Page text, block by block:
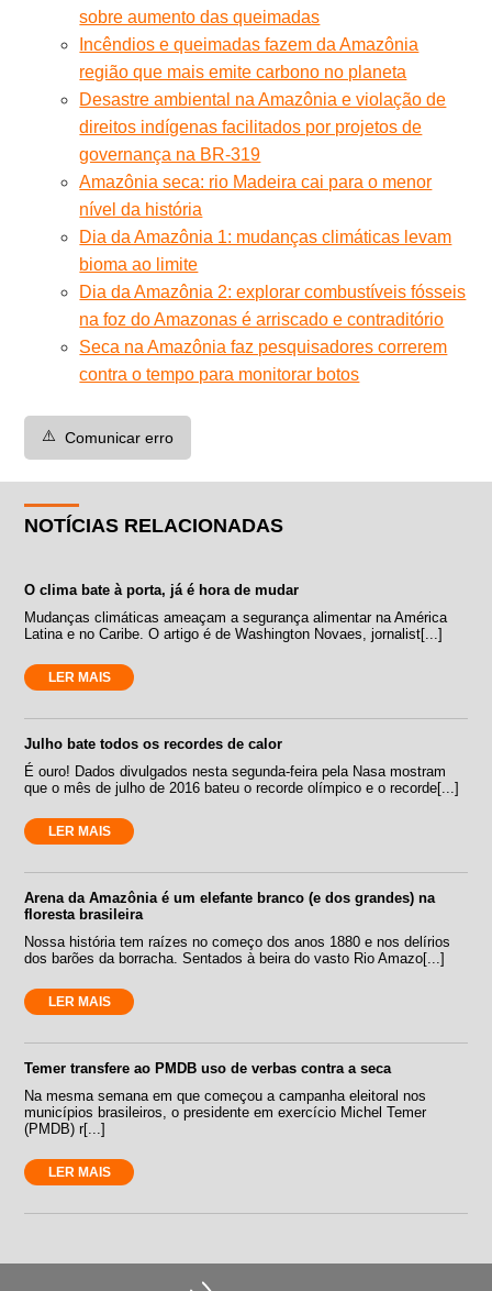
sobre aumento das queimadas
Incêndios e queimadas fazem da Amazônia
região que mais emite carbono no planeta
Desastre ambiental na Amazônia e violação de
direitos indígenas facilitados por projetos de
governança na BR-319
Amazônia seca: rio Madeira cai para o menor
nível da história
Dia da Amazônia 1: mudanças climáticas levam
bioma ao limite
Dia da Amazônia 2: explorar combustíveis fósseis
na foz do Amazonas é arriscado e contraditório
Seca na Amazônia faz pesquisadores correrem
contra o tempo para monitorar botos
⚠️ Comunicar erro
NOTÍCIAS RELACIONADAS
O clima bate à porta, já é hora de mudar
Mudanças climáticas ameaçam a segurança alimentar na América
Latina e no Caribe. O artigo é de Washington Novaes, jornalist[...]
LER MAIS
Julho bate todos os recordes de calor
É ouro! Dados divulgados nesta segunda-feira pela Nasa mostram
que o mês de julho de 2016 bateu o recorde olímpico e o recorde[...]
LER MAIS
Arena da Amazônia é um elefante branco (e dos grandes) na
floresta brasileira
Nossa história tem raízes no começo dos anos 1880 e nos delírios
dos barões da borracha. Sentados à beira do vasto Rio Amazo[...]
LER MAIS
Temer transfere ao PMDB uso de verbas contra a seca
Na mesma semana em que começou a campanha eleitoral nos
municípios brasileiros, o presidente em exercício Michel Temer
(PMDB) r[...]
LER MAIS